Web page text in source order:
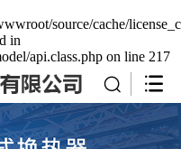
source/cache/
in
api.class.php on line 217